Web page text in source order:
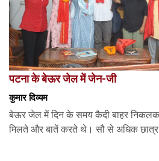
पटना के बेऊर जेल में जेन-जी
कुमार दिव्यम
बेऊर जेल में दिन के समय कैदी बाहर
मिलते और बातें करते थे। सौ से अधिक